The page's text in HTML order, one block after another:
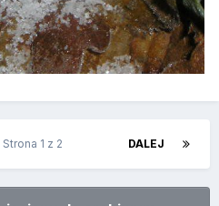
DALEJ
Strona 1 z 2